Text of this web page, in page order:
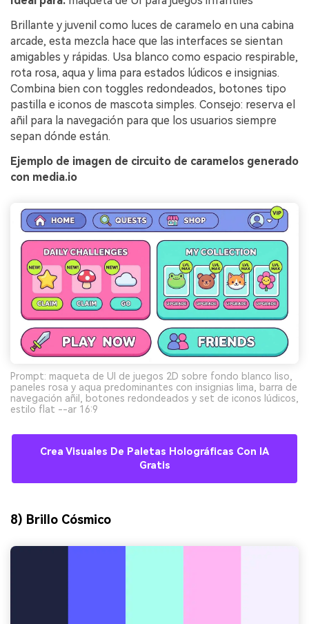
Brillante y juvenil como luces de caramelo en una cabina
arcade, esta mezcla hace que las interfaces se sientan
amigables y rápidas. Usa blanco como espacio respirable,
rota rosa, aqua y lima para estados lúdicos e insignias.
Combina bien con toggles redondeados, botones tipo
pastilla e iconos de mascota simples. Consejo: reserva el
añil para la navegación para que los usuarios siempre
sepan dónde están.
Ejemplo de imagen de circuito de caramelos generado
con media.io
Prompt: maqueta de UI de juegos 2D sobre fondo blanco liso,
paneles rosa y aqua predominantes con insignias lima, barra de
navegación añil, botones redondeados y set de iconos lúdicos,
estilo flat --ar 16:9
Crea Visuales De Paletas Holográficas Con IA
Gratis
8) Brillo Cósmico